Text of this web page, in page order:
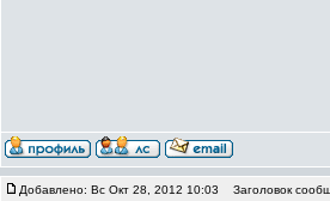
Добавлено: Вс Окт 28, 2012 10:03 Заголовок